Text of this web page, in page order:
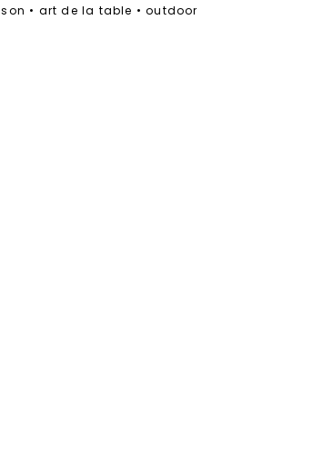
• art de la table • outdoor